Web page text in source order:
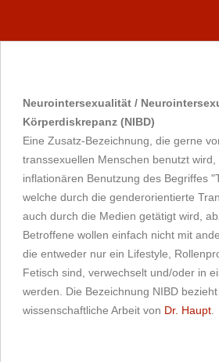
Neurointersexualität /
Körperdiskrepanz (NIBD)
Eine Zusatz-Bezeichnung, die gerne
transsexuellen Menschen benutzt
inflationären Benutzung des Begriffes
welche durch die genderorientierte
auch durch die Medien getätigt wird,
Betroffene wollen einfach nicht mit
die entweder nur ein Lifestyle,
Fetisch sind, verwechselt und/oder in
werden. Die Bezeichnung NIBD
wissenschaftliche Arbeit von Dr. Haupt